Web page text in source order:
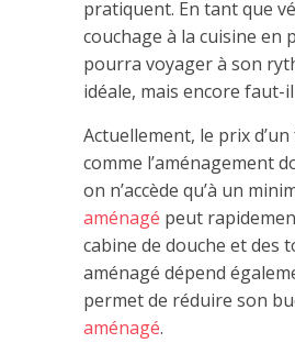
pratiquent. En tant que
couchage à la cuisine en
pourra voyager à son
idéale, mais encore
Actuellement, le prix
comme l’aménagement
on n’accède qu’à un
aménagé peut
cabine de douche et des
aménagé dépend
permet de réduire son
aménagé.